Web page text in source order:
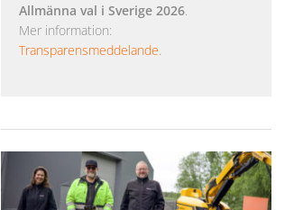
Allmänna val i Sverige 2026.
Mer information:
Transparensmeddelande.